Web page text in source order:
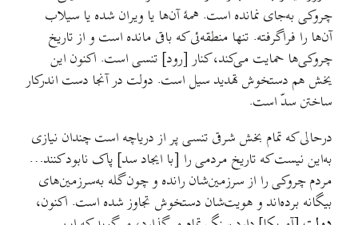
چروکی به‌جای نمانده است. همهٔ آن‌ها یا ویران شده یا سیلاب
آن‌ها را فراگرفته. تنها منطقه‌ئی که باقی‌ مانده ‌است و از تاریخ
چروکی‌ها حمایت می‌کند، کنار [رود] تنسی است. اکنون این
یخش هم دستخوش تهدید سیل است. دولت در آنجا دست اندرکار
ساختن سدّ است.
درحالی که تمام بخش شرقی تنسی پر از دریاچه است چندان نیازی
به‌این نیست که تاریخ مردمی را [با ایجاد سد] پاک نابود کنند…
مردم چروکی را از سرزمین‌شان رانده و چون گله به‌سرزمین‌های
بیگانه برده‌اند و هویت‌شان دستخوش تجاوز شده است. اکنون،